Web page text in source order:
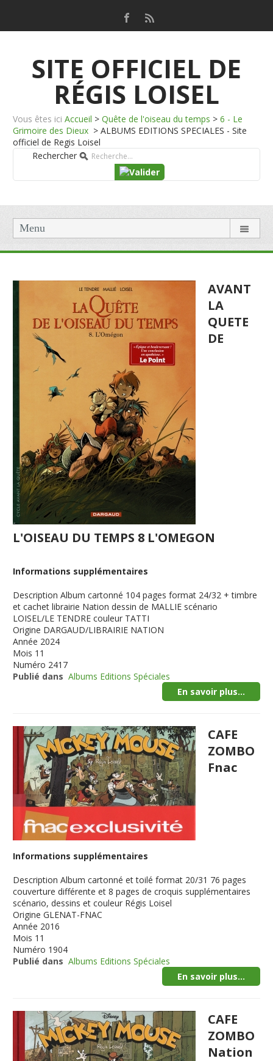
SITE OFFICIEL DE
RÉGIS LOISEL
Vous êtes ici Accueil > Quête de l'oiseau du temps > 6 - Le
Grimoire des Dieux > ALBUMS EDITIONS SPECIALES - Site
officiel de Regis Loisel
Rechercher
Menu
AVANT
LA
QUETE
DE
L'OISEAU DU TEMPS 8 L'OMEGON
Informations supplémentaires
Description Album cartonné 104 pages format 24/32 + timbre
et cachet librairie Nation dessin de MALLIE scénario
LOISEL/LE TENDRE couleur TATTI
Origine DARGAUD/LIBRAIRIE NATION
Année 2024
Mois 11
Numéro 2417
Publié dans Albums Editions Spéciales
En savoir plus...
CAFE
ZOMBO
Fnac
Informations supplémentaires
Description Album cartonné et toilé format 20/31 76 pages
couverture différente et 8 pages de croquis supplémentaires
scénario, dessins et couleur Régis Loisel
Origine GLENAT-FNAC
Année 2016
Mois 11
Numéro 1904
Publié dans Albums Editions Spéciales
En savoir plus...
CAFE
ZOMBO
Nation